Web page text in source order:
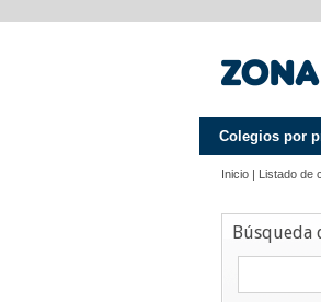
Colegios por
Inicio | Listado de
Búsqueda